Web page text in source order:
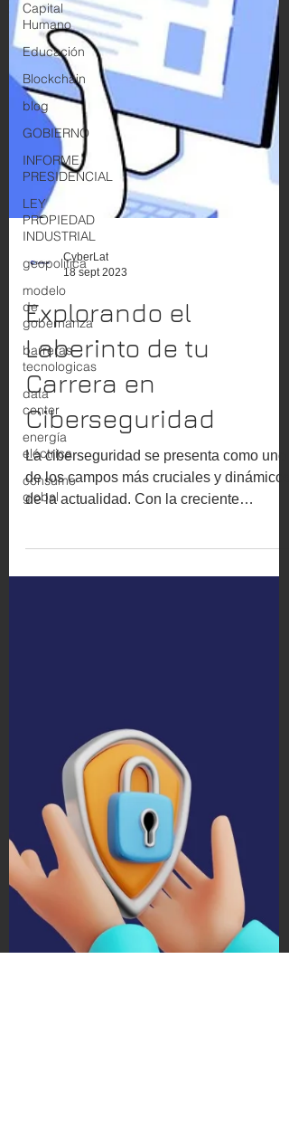
Capital
Humano
Educación
Blockchain
blog
GOBIERNO
INFORME
PRESIDENCIAL
LEY
PROPIEDAD
INDUSTRIAL
geopolitica
modelo
de
gobernanza
barreras
tecnologicas
data
center
energía
eléctrica
consumo
global
CyberLat
18 sept 2023
Explorando el
Laberinto de tu
Carrera en
Ciberseguridad
La ciberseguridad se presenta como uno
de los campos más cruciales y dinámicos